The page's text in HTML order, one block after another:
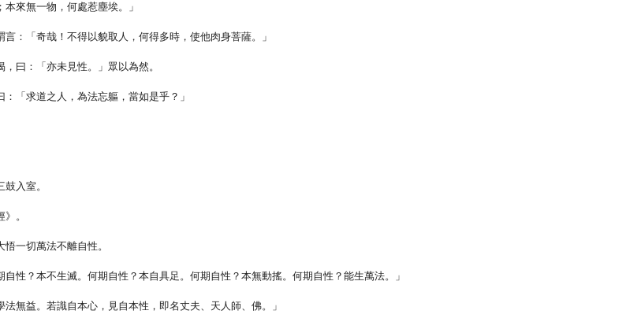
來無一物，何處惹塵埃。」
：「奇哉！不得以貌取人，何得多時，使他肉身菩薩。」
曰：「亦未見性。」眾以為然。
「求道之人，為法忘軀，當如是乎？」
入室。
。
一切萬法不離自性。
性？本不生滅。何期自性？本自具足。何期自性？本無動搖。何期自性？能生萬法。」
無益。若識自本心，見自本性，即名丈夫、天人師、佛。」